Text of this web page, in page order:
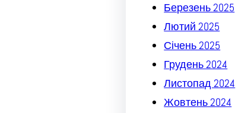
Березень 2025
Лютий 2025
Січень 2025
Грудень 2024
Листопад 2024
Жовтень 2024